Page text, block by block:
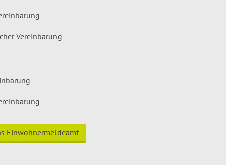
Vereinbarung
Einwohnermeldeamt